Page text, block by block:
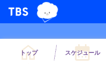
TBSテレビ｜ときめく
トップ スケジュール